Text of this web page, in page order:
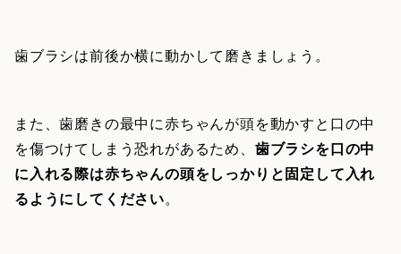
歯ブラシは前後か横に動かして磨きましょう。
また、歯磨きの最中に赤ちゃんが頭を動かすと口の中
を傷つけてしまう恐れがあるため、 歯ブラシを口の中
に入れる際は赤ちゃんの頭をしっかりと固定して入れ
るようにしてください。